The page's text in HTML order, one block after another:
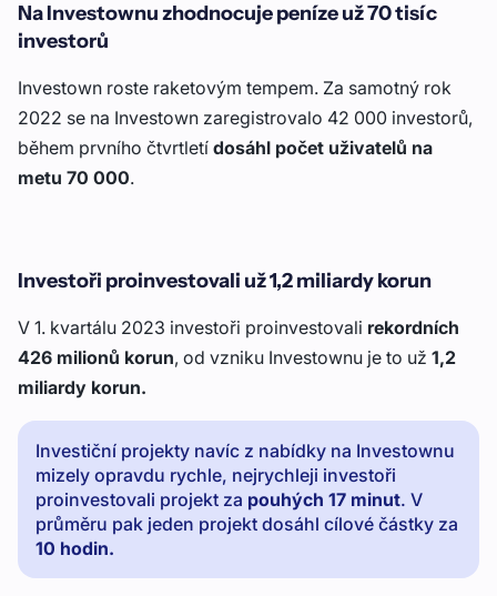
Na Investownu zhodnocuje peníze už 70 tisíc
investorů
Investown roste raketovým tempem. Za samotný rok
2022 se na Investown zaregistrovalo 42 000 investorů,
během prvního čtvrtletí dosáhl počet uživatelů na
metu 70 000.
Investoři proinvestovali už 1,2 miliardy korun
V 1. kvartálu 2023 investoři proinvestovali rekordních
426 milionů korun, od vzniku Investownu je to už 1,2
miliardy korun.
Investiční projekty navíc z nabídky na Investownu
mizely opravdu rychle, nejrychleji investoři
proinvestovali projekt za pouhých 17 minut. V
průměru pak jeden projekt dosáhl cílové částky za
10 hodin.